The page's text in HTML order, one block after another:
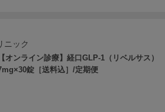
ニック
【オンライン診療】経口GLP-1（リベルサス）
錠［送料込］/定期便